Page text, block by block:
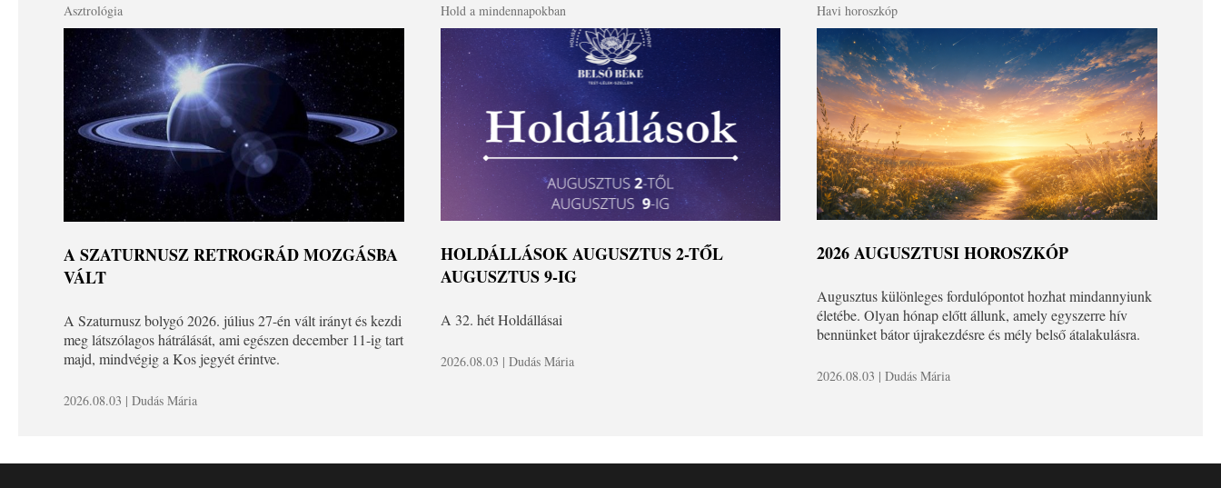
Asztrológia
A SZATURNUSZ RETROGRÁD MOZGÁSBA
VÁLT
A Szaturnusz bolygó 2026. július 27-én vált irányt és kezdi
meg látszólagos hátrálását, ami egészen december 11-ig tart
majd, mindvégig a Kos jegyét érintve.
2026.08.03 | Dudás Mária
Hold a mindennapokban
HOLDÁLLÁSOK AUGUSZTUS 2-TŐL
AUGUSZTUS 9-IG
A 32. hét Holdállásai
2026.08.03 | Dudás Mária
Havi horoszkóp
2026 AUGUSZTUSI HOROSZKÓP
Augusztus különleges fordulópontot hozhat mindannyiunk
életébe. Olyan hónap előtt állunk, amely egyszerre hív
bennünket bátor újrakezdésre és mély belső átalakulásra.
2026.08.03 | Dudás Mária